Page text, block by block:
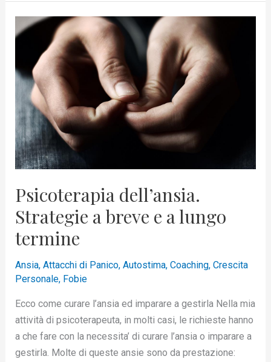
Psicoterapia dell’ansia.
Strategie a breve e a lungo
termine
Ansia, Attacchi di Panico, Autostima, Coaching, Crescita
Personale, Fobie
Ecco come curare l’ansia ed imparare a gestirla Nella mia
attività di psicoterapeuta, in molti casi, le richieste hanno
a che fare con la necessita’ di curare l’ansia o imparare a
gestirla. Molte di queste ansie sono da prestazione:
Psicoterapia
dell’ansia.
Strategie
a
breve
lungo
termine